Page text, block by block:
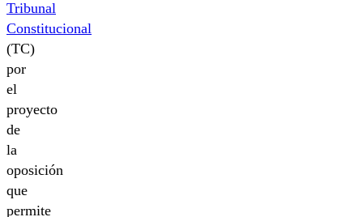
Tribunal
Constitucional
(TC)
por
el
proyecto
de
la
oposición
que
permite